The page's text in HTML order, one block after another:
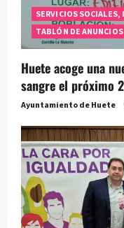
SERVICIOS SOCIALES,
TABLÓN DE ANUNCIOS
Huete acoge una
sangre el próximo
Ayuntamiento de Huete